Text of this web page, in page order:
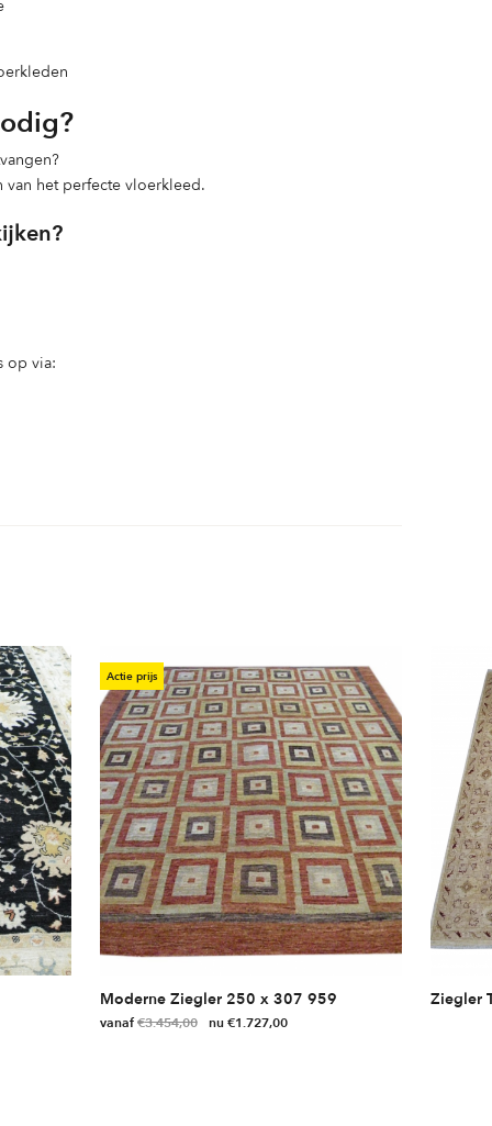
het perfecte vloerkleed.
op via:
Actie prijs
Moderne Ziegler 250 x 307 959
vanaf€3.454,00 €1.727,00
Ziegler